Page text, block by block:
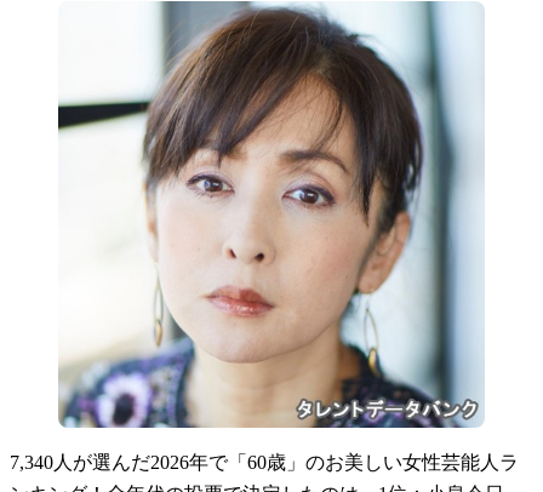
7,340人が選んだ2026年で「60歳」のお美しい女性芸能人ラ